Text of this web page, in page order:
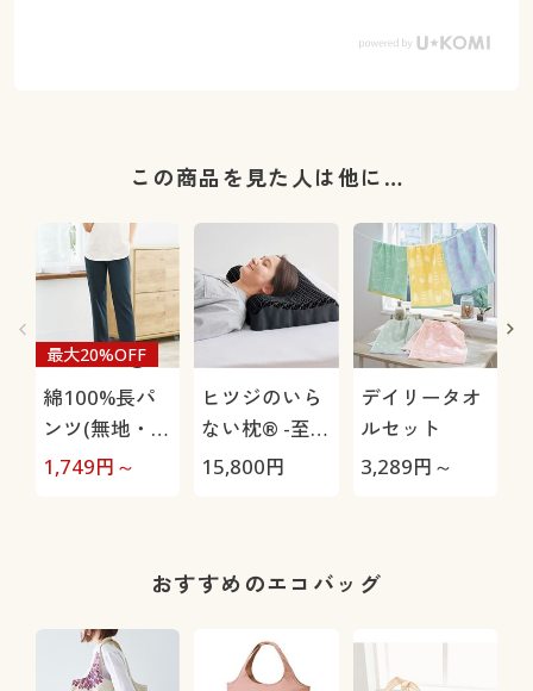
この商品を見た人は他に…
綿100%長パ
ンツ(無地・お
うちパンツ)
最大20%OFF
1,749円～
ヒツジのいら
ない枕® -至
極-
15,800円
デイリータオ
ルセット
3,289円～
おすすめのエコバッグ